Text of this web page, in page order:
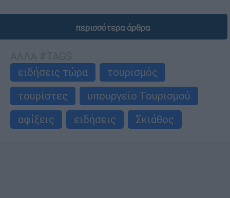
περισσότερα άρθρα
ειδήσεις τώρα
τουρισμός
τουρίστες
υπουργείο Τουρισμού
αφίξεις
ειδήσεις Σκιάθος